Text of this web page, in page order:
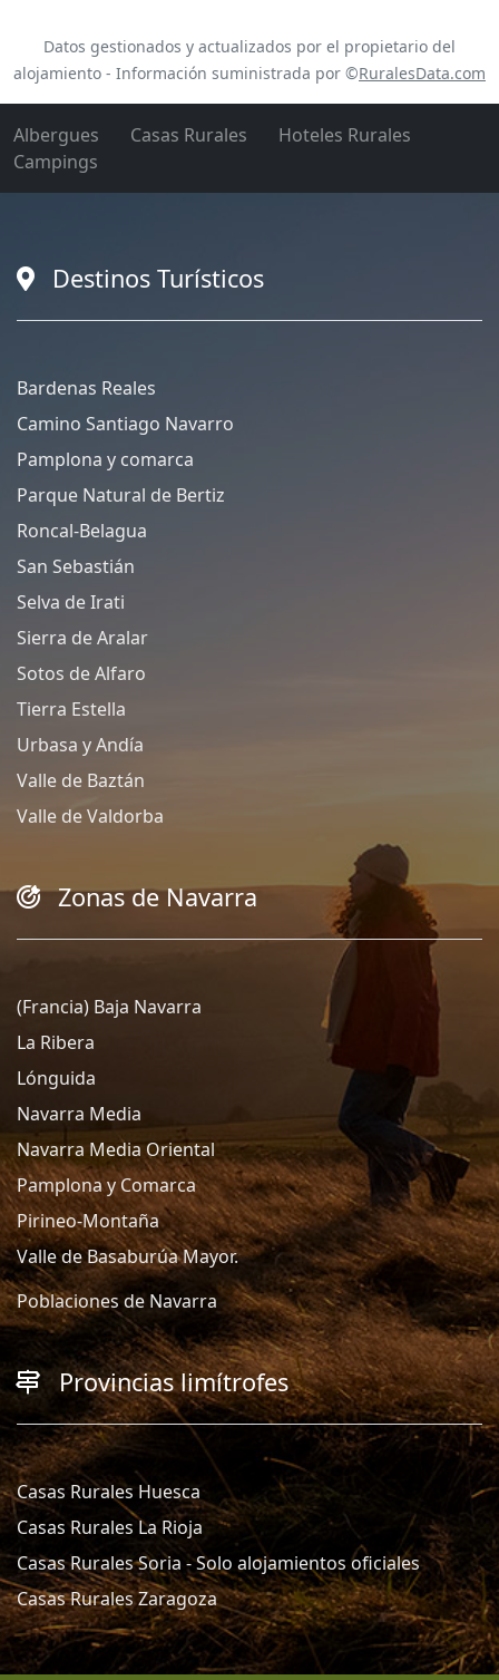
Datos gestionados y actualizados por el propietario del
alojamiento - Información suministrada por ©RuralesData.com
Albergues Casas Rurales
Hoteles Rurales
Campings
Destinos Turísticos
Bardenas Reales
Camino Santiago Navarro
Pamplona y comarca
Parque Natural de Bertiz
Roncal-Belagua
San Sebastián
Selva de Irati
Sierra de Aralar
Sotos de Alfaro
Tierra Estella
Urbasa y Andía
Valle de Baztán
Valle de Valdorba
Zonas de Navarra
(Francia) Baja Navarra
La Ribera
Lónguida
Navarra Media
Navarra Media Oriental
Pamplona y Comarca
Pirineo-Montaña
Valle de Basaburúa Mayor.
Poblaciones de Navarra
Provincias limítrofes
Casas Rurales Huesca
Casas Rurales La Rioja
Casas Rurales Soria - Solo alojamientos oficiales
Casas Rurales Zaragoza